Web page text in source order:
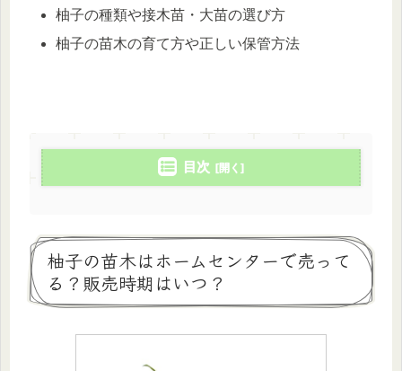
柚子の種類や接木苗・大苗の選び方
柚子の苗木の育て方や正しい保管方法
目次
柚子の苗木はホームセンターで売って
る？販売時期はいつ？